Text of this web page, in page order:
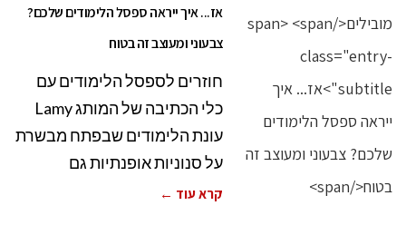
אז... איך ייראה ספסל הלימודים שלכם?
צבעוני ומעוצב זה בטוח
חוזרים לספסל הלימודים עם
כלי הכתיבה של המותג Lamy
עונת הלימודים שבפתח מבשרת
על סנוניות אופנתיות גם
קרא עוד ←